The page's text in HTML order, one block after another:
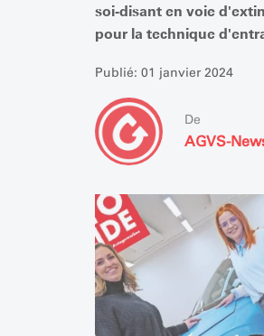
soi-disant en voie
pour la technique
Publié: 01 janvier 2024
De
AGVS-